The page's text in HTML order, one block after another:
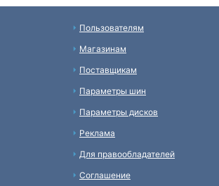
Пользователям
Магазинам
Поставщикам
Параметры шин
Параметры дисков
Реклама
Для правообладателей
Соглашение